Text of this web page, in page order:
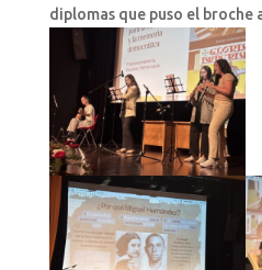
diplomas que puso el broche